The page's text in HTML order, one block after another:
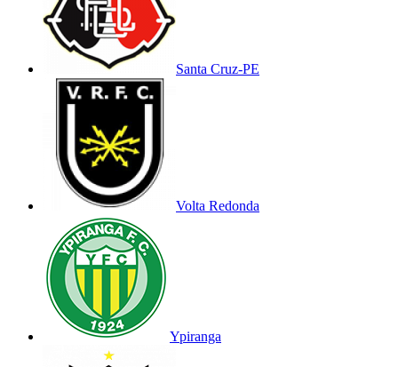
Santa Cruz-PE
Volta Redonda
Ypiranga